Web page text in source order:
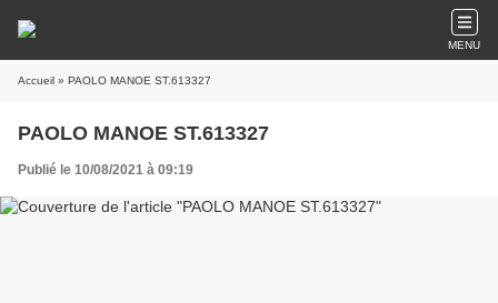
MENU
Accueil » PAOLO MANOE ST.613327
PAOLO MANOE ST.613327
Publié le 10/08/2021 à 09:19